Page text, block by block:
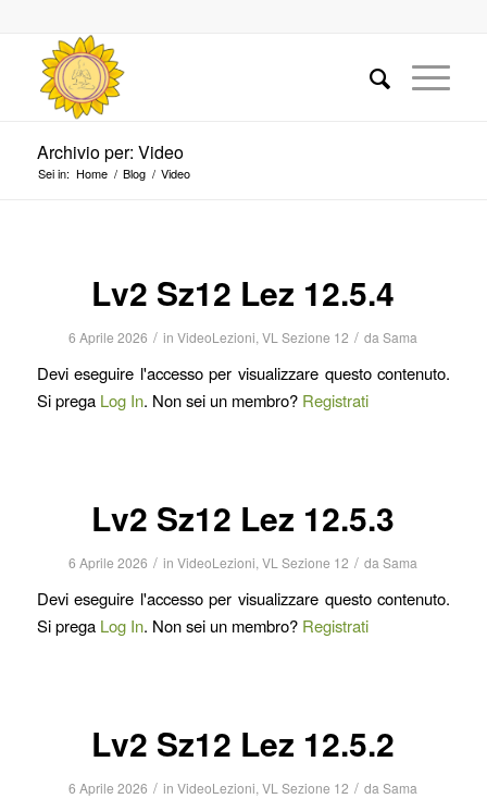
Archivio per: Video
Sei in: Home / Blog / Video
Lv2 Sz12 Lez 12.5.4
6 Aprile 2026 / inVideoLezioni,VL Sezione 12 / daSama
Devi eseguire l'accesso per visualizzare questo contenuto.
Si prega Log In. Non sei un membro? Registrati
Lv2 Sz12 Lez 12.5.3
6 Aprile 2026 / inVideoLezioni,VL Sezione 12 / daSama
Devi eseguire l'accesso per visualizzare questo contenuto.
Si prega Log In. Non sei un membro? Registrati
Lv2 Sz12 Lez 12.5.2
6 Aprile 2026 / inVideoLezioni,VL Sezione 12 / daSama